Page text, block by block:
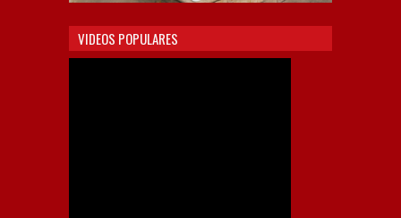
VIDEOS POPULARES